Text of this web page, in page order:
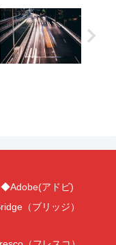
◆Adobe(アドビ)
（ブリッジ）